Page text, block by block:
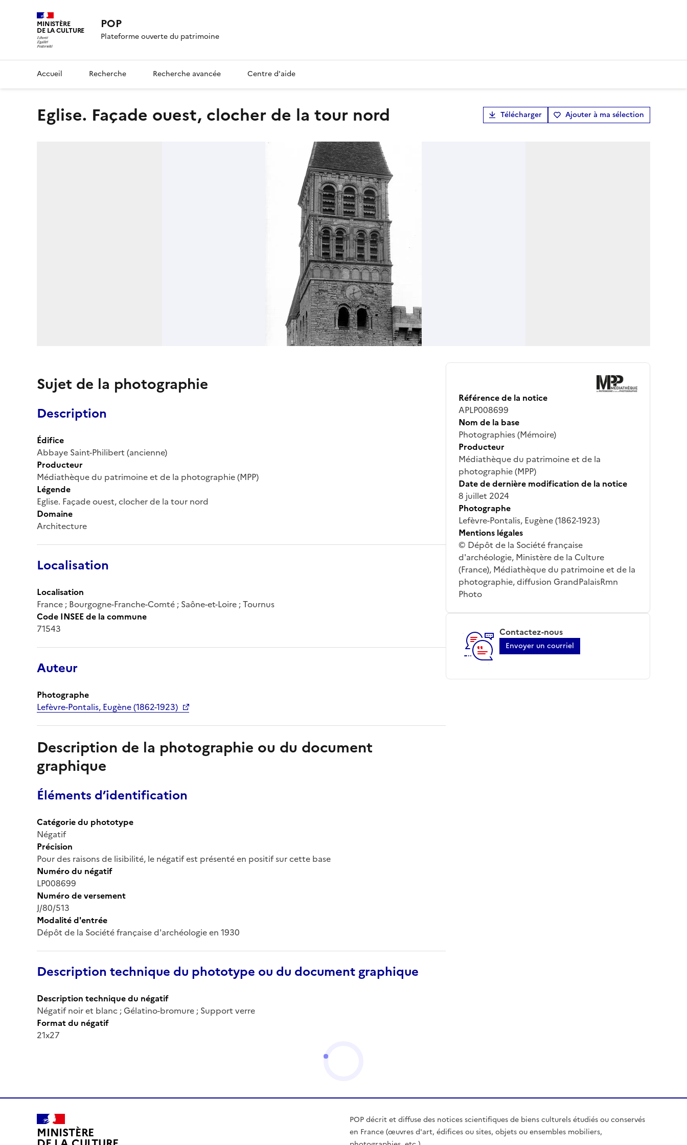
MINISTÈRE
DE LA CULTURE POP
Plateforme ouverte du patrimoine
Accueil Recherche Recherche avancée Centre d'aide
Eglise. Façade ouest, clocher de la tour nord Télécharger Ajouter à ma sélection
Sujet de la photographie
Description
Édifice
Abbaye Saint-Philibert (ancienne)
Producteur
Médiathèque du patrimoine et de la photographie (MPP)
Légende
Eglise. Façade ouest, clocher de la tour nord
Domaine
Architecture
Localisation
Localisation
France ; Bourgogne-Franche-Comté ; Saône-et-Loire ; Tournus
Code INSEE de la commune
71543
Auteur
Photographe
Lefèvre-Pontalis, Eugène (1862-1923)
Description de la photographie ou du document
graphique
Éléments d’identification
Catégorie du phototype
Négatif
Précision
Pour des raisons de lisibilité, le négatif est présenté en positif sur cette base
Numéro du négatif
LP008699
Numéro de versement
J/80/513
Modalité d'entrée
Dépôt de la Société française d'archéologie en 1930
Description technique du phototype ou du document graphique
Description technique du négatif
Négatif noir et blanc ; Gélatino-bromure ; Support verre
Format du négatif
21x27
Référence de la notice
APLP008699
Nom de la base
Photographies (Mémoire)
Producteur
Médiathèque du patrimoine et de la
photographie (MPP)
Date de dernière modification de la notice
8 juillet 2024
Photographe
Lefèvre-Pontalis, Eugène (1862-1923)
Mentions légales
© Dépôt de la Société française
d'archéologie, Ministère de la Culture
(France), Médiathèque du patrimoine et de la
photographie, diffusion GrandPalaisRmn
Photo
Contactez-nous
Envoyer un courriel
MINISTÈRE
POP décrit et diffuse des notices scientifiques de biens culturels étudiés ou conservés
en France (œuvres d'art, édifices ou sites, objets ou ensembles mobiliers,